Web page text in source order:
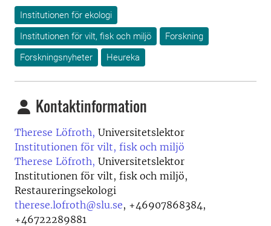
Institutionen för ekologi
Institutionen för vilt, fisk och miljö
Forskning
Forskningsnyheter
Heureka
Kontaktinformation
Therese Löfroth, Universitetslektor
Institutionen för vilt, fisk och miljö
Therese Löfroth, Universitetslektor
Institutionen för vilt, fisk och miljö,
Restaureringsekologi
therese.lofroth@slu.se, +46907868384,
+46722289881